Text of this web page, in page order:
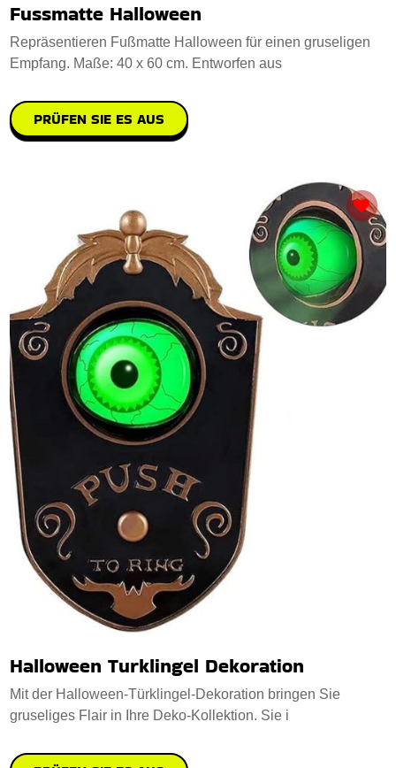
Fussmatte Halloween
Repräsentieren Fußmatte Halloween für einen gruseligen
Empfang. Maße: 40 x 60 cm. Entworfen aus
PRÜFEN SIE ES AUS
Halloween Turklingel Dekoration
Mit der Halloween-Türklingel-Dekoration bringen Sie
gruseliges Flair in Ihre Deko-Kollektion. Sie i